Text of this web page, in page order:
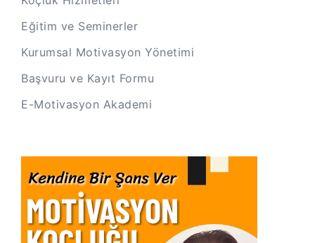
Eğitim ve Seminerler
Kurumsal Motivasyon Yönetimi
Başvuru ve Kayıt Formu
E-Motivasyon Akademi